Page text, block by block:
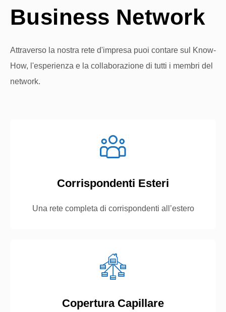
Business Network
Attraverso la nostra rete d'impresa puoi contare sul Know-
How, l'esperienza e la collaborazione di tutti i membri del
network.
Corrispondenti Esteri
Una rete completa di corrispondenti all’estero
Copertura Capillare